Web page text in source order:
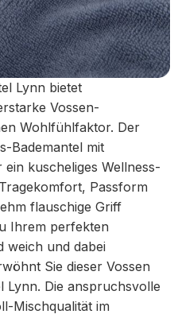
Lynn bietet
Vossen-
Wohlfühlfaktor. Der
Bademantel mit
kuscheliges Wellness-
Passform
flauschige Griff
Ihrem perfekten
weich und dabei
Sie dieser Vossen
Lynn. Die anspruchsvolle
Mischqualität im